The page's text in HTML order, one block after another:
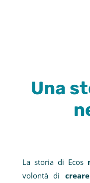
Una
La storia di Ecos
volontà di